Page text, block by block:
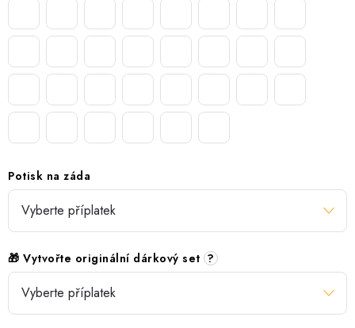
Potisk na záda
🎁 Vytvořte originální dárkový set ?